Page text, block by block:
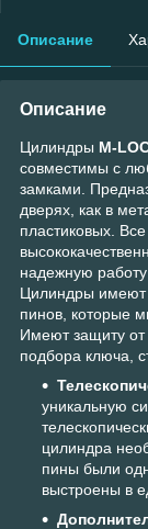
Описание
Описание
Цилиндры M-
совместимы с
замками.
дверях, как в
пластиковых.
надежную
Цилиндры имеют
пинов, которые
Имеют защиту от
подбора ключа,
уникальную
цилиндра
пины были
выстроены в